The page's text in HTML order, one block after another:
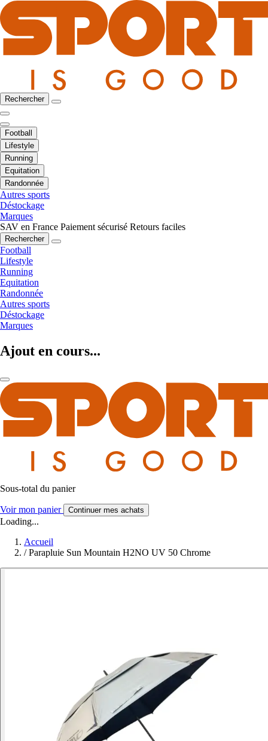
Rechercher
Football
Lifestyle
Running
Equitation
Randonnée
Autres sports
Déstockage
Marques
SAV en France Paiement sécurisé Retours faciles
Rechercher
Football
Lifestyle
Running
Equitation
Randonnée
Autres sports
Déstockage
Marques
Ajout en cours...
Sous-total du panier
Voir mon panier Continuer mes achats
Loading...
Accueil
/ Parapluie Sun Mountain H2NO UV 50 Chrome